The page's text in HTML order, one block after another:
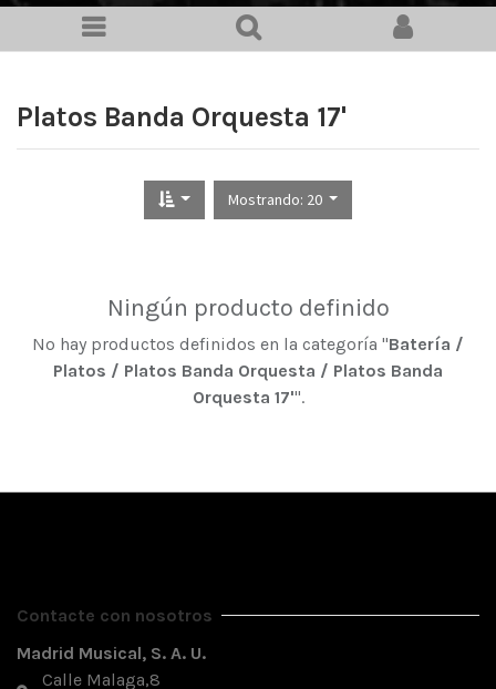
Platos Banda Orquesta 17'
Mostrando: 20
Ningún producto definido
No hay productos definidos en la categoría "Batería /
Platos / Platos Banda Orquesta / Platos Banda
Orquesta 17'".
Contacte con nosotros
Madrid Musical, S. A. U.
Calle Malaga,8